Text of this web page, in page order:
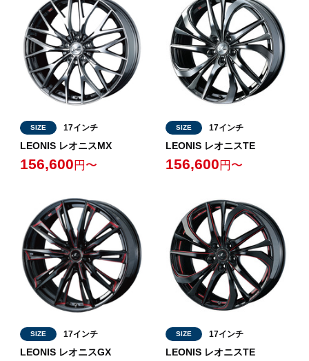
SIZE 17インチ
LEONIS レオニスMX
156,600 円〜
SIZE 17インチ
LEONIS レオニスTE
156,600 円〜
SIZE 17インチ
LEONIS レオニスGX
SIZE 17インチ
LEONIS レオニスTE